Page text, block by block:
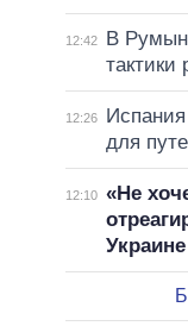
12:42
В
тактики
12:26
для
12:10 «Не
Украине